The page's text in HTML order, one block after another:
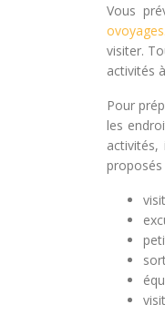
Vous
visiter.
activités
Pour
les
proposés